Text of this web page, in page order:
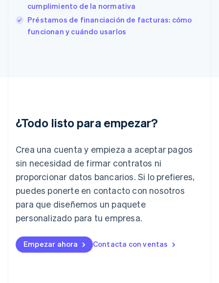
cumplimiento de la normativa
Préstamos de financiación de facturas: cómo
funcionan y cuándo usarlos
¿Todo listo para empezar?
Crea una cuenta y empieza a aceptar pagos
sin necesidad de firmar contratos ni
proporcionar datos bancarios. Si lo prefieres,
puedes ponerte en contacto con nosotros
para que diseñemos un paquete
personalizado para tu empresa.
Empezar ahora Contacta con ventas
Finlandia
EnglishSvenska
Francia
English
Irlanda
Italia
English
Japón
日本語English
Letonia
Liechtenstein
DeutschEnglish
English
Luxemburgo